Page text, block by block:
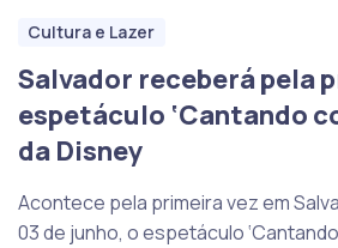
Cultura e Lazer
Salvador receberá pela
espetáculo ‘Cantando
da Disney
Acontece pela primeira vez em
03 de junho, o espetáculo